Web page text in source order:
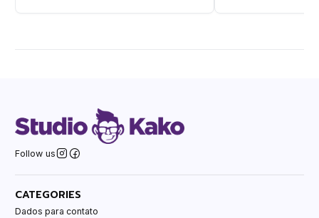
Follow us
CATEGORIES
Dados para contato